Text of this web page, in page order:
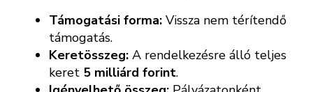
Támogatási forma: Vissza nem térítendő
támogatás.
Keretösszeg: A rendelkezésre álló teljes
keret 5 milliárd forint.